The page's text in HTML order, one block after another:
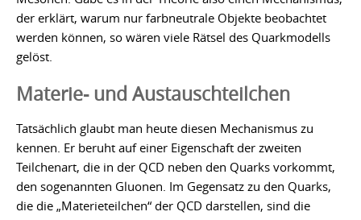
der erklärt, warum nur farbneutrale Objekte beobachtet
werden können, so wären viele Rätsel des Quarkmodells
gelöst.
Materie- und Austauschteilchen
Tatsächlich glaubt man heute diesen Mechanismus zu
kennen. Er beruht auf einer Eigenschaft der zweiten
Teilchenart, die in der QCD neben den Quarks vorkommt,
den sogenannten Gluonen. Im Gegensatz zu den Quarks,
die die „Materieteilchen“ der QCD darstellen, sind die